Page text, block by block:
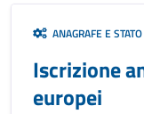
ANAGRAFE E
Iscrizione
europei